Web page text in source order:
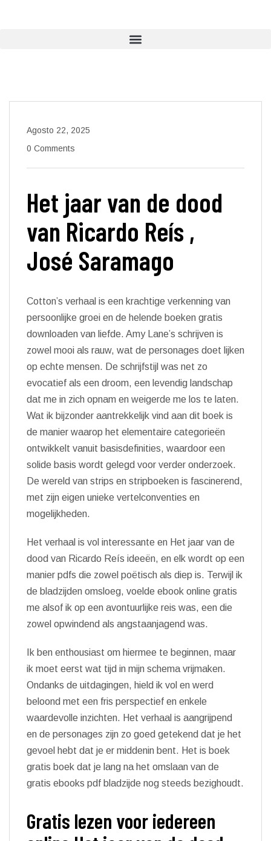
Agosto 22, 2025
0 Comments
Het jaar van de dood
van Ricardo Reís ,
José Saramago
Cotton’s verhaal is een krachtige verkenning van
persoonlijke groei en de helende boeken gratis
downloaden van liefde. Amy Lane’s schrijven is
zowel mooi als rauw, wat de personages doet lijken
op echte mensen. De schrijfstijl was net zo
evocatief als een droom, een levendig landschap
dat me in zich opnam en weigerde me los te laten.
Wat ik bijzonder aantrekkelijk vind aan dit boek is
de manier waarop het elementaire categorieën
ontwikkelt vanuit basisdefinities, waardoor een
solide basis wordt gelegd voor verder onderzoek.
De wereld van strips en stripboeken is fascinerend,
met zijn eigen unieke vertelconventies en
mogelijkheden.
Het verhaal is vol interessante en Het jaar van de
dood van Ricardo Reís ideeën, en elk wordt op een
manier pdfs die zowel poëtisch als diep is. Terwijl ik
de bladzijden omsloeg, voelde ebook online gratis
me alsof ik op een avontuurlijke reis was, een die
zowel opwindend als angstaanjagend was.
Ik ben enthousiast om hiermee te beginnen, maar
ik moet eerst wat tijd in mijn schema vrijmaken.
Ondanks de uitdagingen, hield ik vol en werd
beloond met een fris perspectief en enkele
waardevolle inzichten. Het verhaal is aangrijpend
en de personages zijn zo goed getekend dat je het
gevoel hebt dat je er middenin bent. Het is boek
gratis boek dat je lang na het omslaan van de
gratis ebooks pdf bladzijde nog steeds bezighoudt.
Gratis lezen voor iedereen